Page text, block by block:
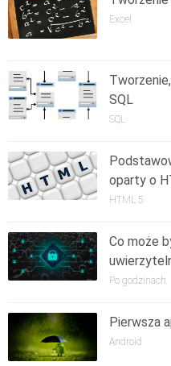
Excel
SQL
SQL
oparty o
HTML 5
Co może
Po godzinach
Pierwsza
Android